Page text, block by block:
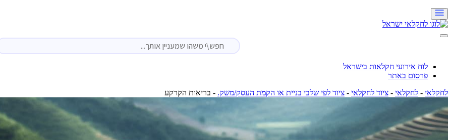
לוח אירועי חקלאות בישראל
פרסום באתר
לחקלאי - לחקלאי - ציוד לחקלאי - ציוד לפי שלבי בניית או הקמת העסק/משק. - בריאות הקרקע